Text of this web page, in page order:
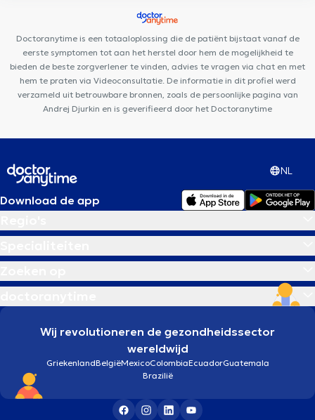
Cabinet Médical MEDIHERINCKX
Doctoranytime is een totaaloplossing die de patiënt bijstaat vanaf de
eerste symptomen tot aan het herstel door hem de mogelijkheid te
bieden de beste zorgverlener te vinden, advies te vragen via chat en met
hem te praten via Videoconsultatie. De informatie in dit profiel werd
verzameld uit betrouwbare bronnen, zoals de persoonlijke pagina van
Andrej Djurkin en is geverifieerd door het Doctoranytime
NL
Download de app
Wij revolutioneren de gezondheidssector
wereldwijd
GriekenlandBelgiëMexicoColombiaEcuadorGuatemala
Brazilië